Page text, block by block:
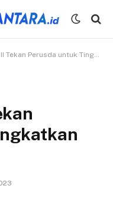
Perusda untuk Tingkatkan Kinerja